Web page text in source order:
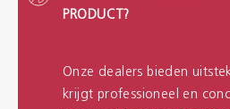
PRODUCT?
Onze dealers bieden
krijgt professioneel en